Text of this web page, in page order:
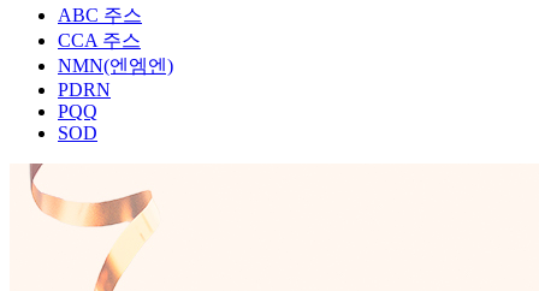
ABC 주스
CCA 주스
NMN(엔엠엔)
PDRN
PQQ
SOD